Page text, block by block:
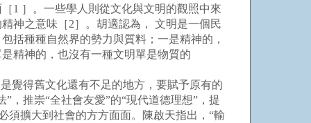
1 ］。一些學人則從文化與文明的觀照中來
神之意味［2］。胡適認為， 文明是一個民
括種種自然界的勢力與質料；一是精神的，
精神的，也沒有一種文明單是物質的
得舊文化還有不足的地方，要賦予原有的
，推崇“全社會友愛”的“現代道德理想”，提
須擴大到社會的方方面面。陳啟天指出，“輸